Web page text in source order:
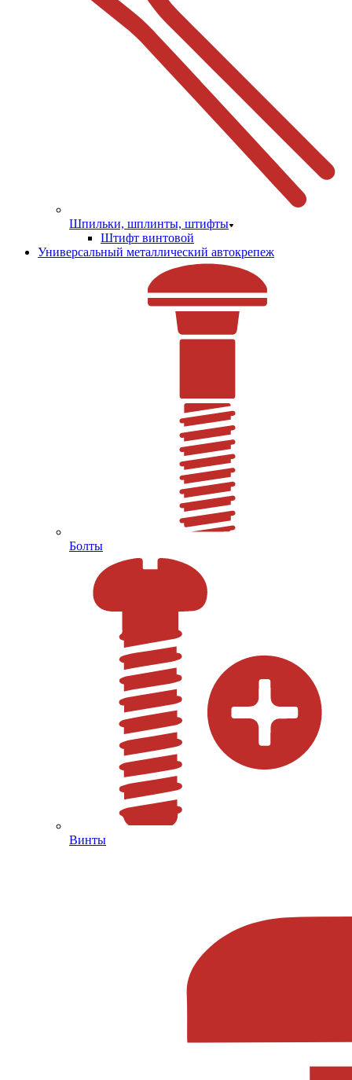
Шпильки, шплинты, штифты
Штифт винтовой
Универсальный металлический автокрепеж
Болты
Винты